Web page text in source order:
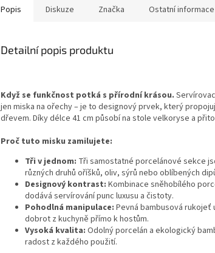
Popis Diskuze Značka Ostatní informace
Detailní popis produktu
Když se funkčnost potká s přírodní krásou.
jen miska na ořechy – je to designový prvek, který
dřevem. Díky délce 41 cm působí na stole velkoryse a
Proč tuto misku zamilujete:
Tři v jednom: Tři samostatné porcelánové sekce
různých druhů oříšků, oliv, sýrů nebo oblíbených
Designový kontrast: Kombinace sněhobílého
dodává servírování punc luxusu a čistoty.
Pohodlná manipulace: Pevná bambusová
dobrot z kuchyně přímo k hostům.
Vysoká kvalita: Odolný porcelán a ekologický
radost z každého použití.